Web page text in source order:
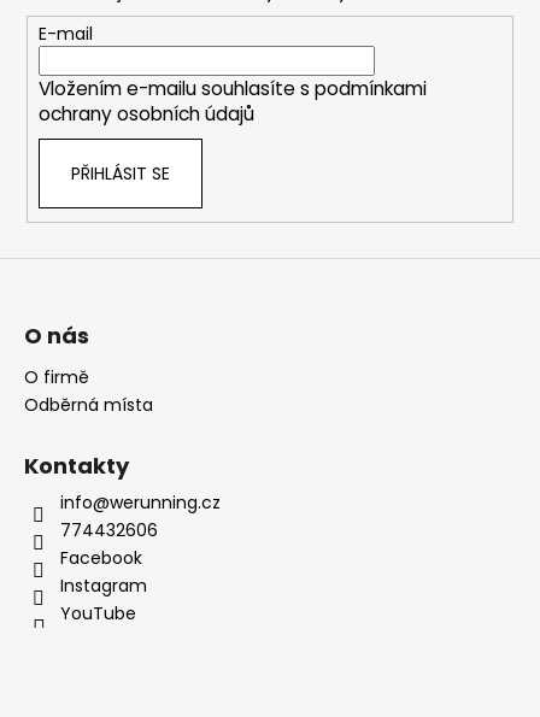
E-mail
Vložením e-mailu souhlasíte s podmínkami
ochrany osobních údajů
PŘIHLÁSIT SE
O nás
O firmě
Odběrná místa
Kontakty
info@werunning.cz
774432606
Facebook
Instagram
YouTube